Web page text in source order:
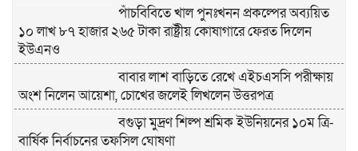
পাঁচবিবিতে খাল পুনঃখনন প্রকল্পের অব্যয়িত
১০ লাখ ৮৭ হাজার ২৬৫ টাকা রাষ্ট্রীয় কোষাগারে ফেরত দিলেন
ইউএনও
বাবার লাশ বাড়িতে রেখে এইচএসসি পরীক্ষায়
অংশ নিলেন আয়েশা, চোখের জলেই লিখলেন উত্তরপত্র
বগুড়া মুদ্রণ শিল্প শ্রমিক ইউনিয়নের ১০ম ত্রি-
বার্ষিক নির্বাচনের তফসিল ঘোষণা